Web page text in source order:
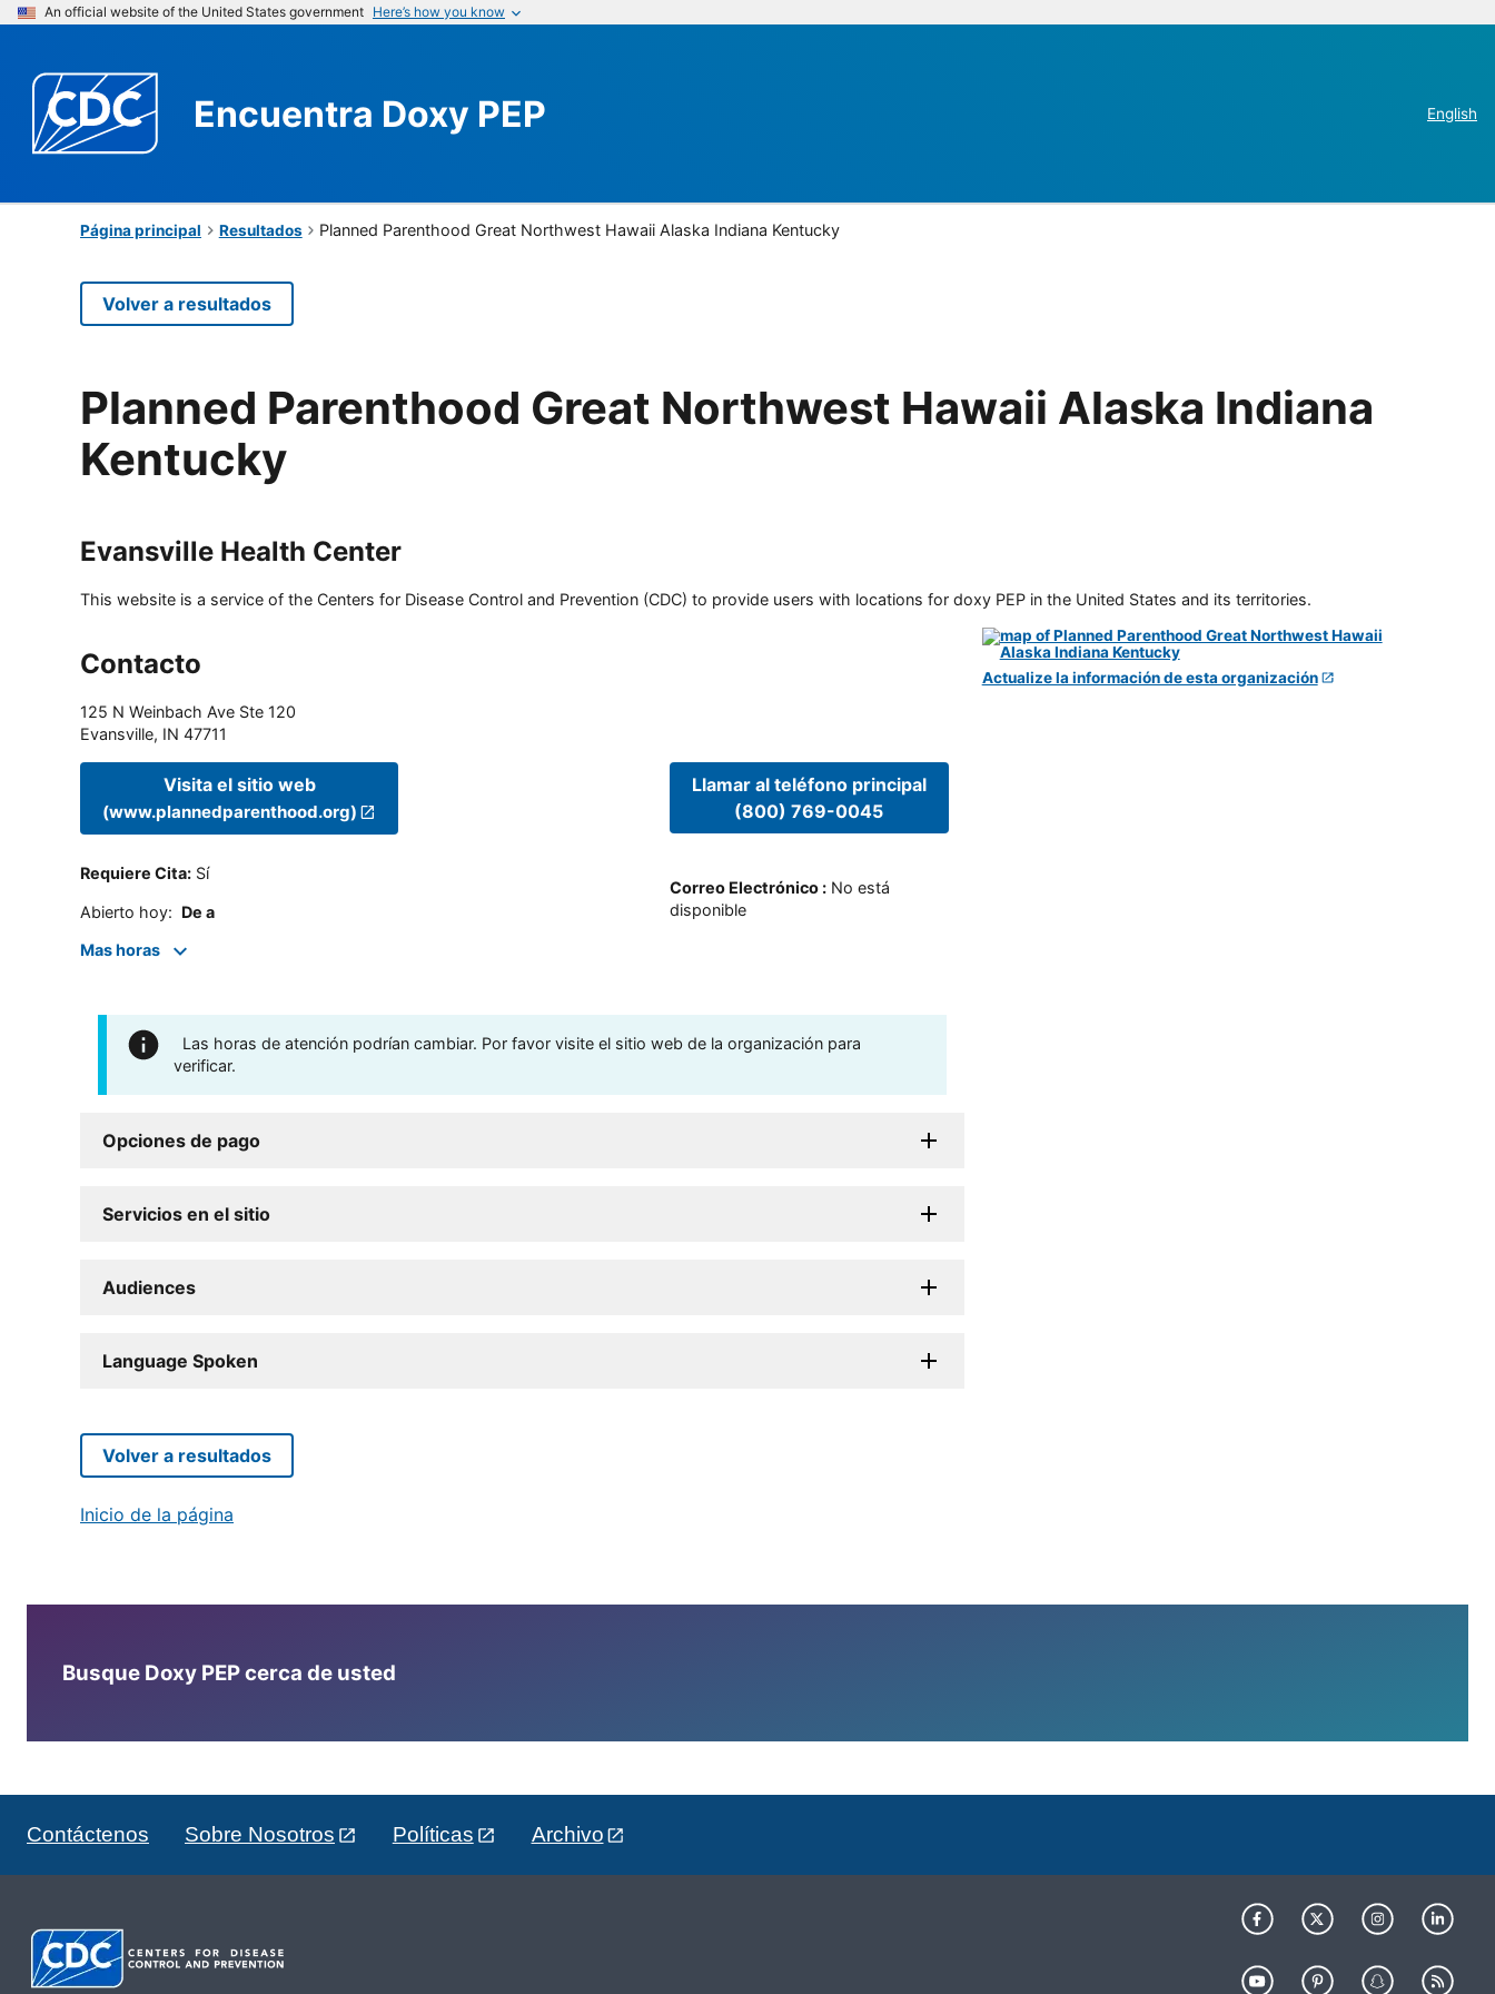
An official website of the United States government Here’s how you know
Encuentra Doxy PEP English
Página principal Resultados Planned Parenthood Great Northwest Hawaii Alaska Indiana Kentucky
Volver a resultados
Planned Parenthood Great Northwest Hawaii Alaska Indiana
Kentucky
Evansville Health Center
This website is a service of the Centers for Disease Control and Prevention (CDC) to provide users with locations for doxy PEP in the United States and its territories.
Contacto
125 N Weinbach Ave Ste 120
Evansville, IN 47711
Visita el sitio web
(www.plannedparenthood.org)
Requiere Cita: Sí
Abierto hoy: De a
Mas horas
Llamar al teléfono principal
(800) 769-0045
Correo Electrónico: No está
disponible
Las horas de atención podrían cambiar. Por favor visite el sitio web de la organización para
verificar.
Opciones de pago
Servicios en el sitio
Audiences
Language Spoken
Actualize la información de esta organización
Volver a resultados
Inicio de la página
Busque Doxy PEP cerca de usted
Contáctenos Sobre Nosotros Políticas Archivo